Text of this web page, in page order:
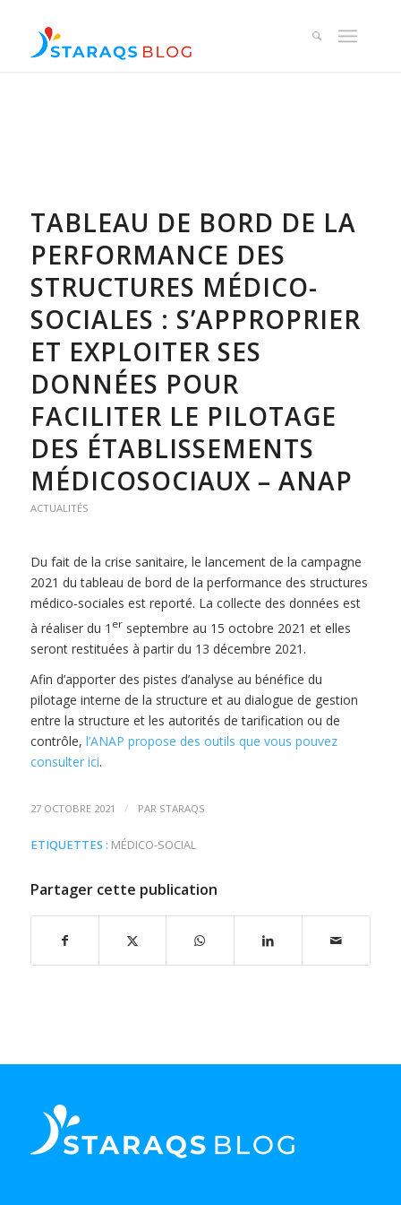
TABLEAU DE BORD DE LA
PERFORMANCE DES
STRUCTURES MÉDICO-
SOCIALES : S’APPROPRIER
ET EXPLOITER SES
DONNÉES POUR
FACILITER LE PILOTAGE
DES ÉTABLISSEMENTS
MÉDICOSOCIAUX – ANAP
ACTUALITÉS
Du fait de la crise sanitaire, le lancement de la campagne
2021 du tableau de bord de la performance des structures
médico-sociales est reporté. La collecte des données est
à réaliser du 1 erseptembre au 15 octobre 2021 et elles
seront restituées à partir du 13 décembre 2021.
Afin d’apporter des pistes d’analyse au bénéfice du
pilotage interne de la structure et au dialogue de gestion
entre la structure et les autorités de tarification ou de
contrôle, l’ANAP propose des outils que vous pouvez
consulter ici.
27 OCTOBRE 2021 / PAR STARAQS
ETIQUETTES : MÉDICO-SOCIAL
Partager cette publication